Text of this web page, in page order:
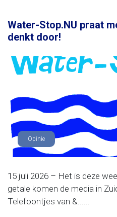
Water-Stop.NU praat
denkt door!
Opinie
15 juli 2026 – Het is deze
getale komen de media in
Telefoontjes van &......